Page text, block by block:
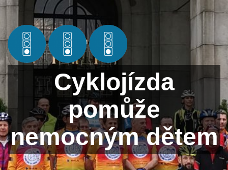
Cyklojízda
pomůže
nemocným dětem